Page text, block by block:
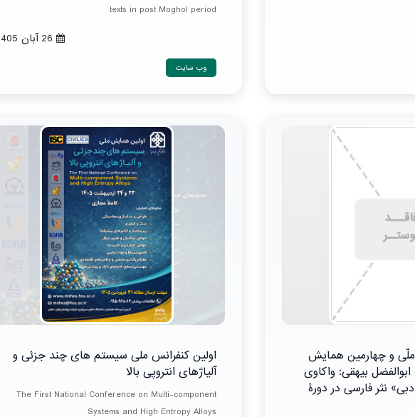
texts in post Moghol period
وب سایت
و چهارمین همایش
بیهقی: واکاوی
نثر فارسی در دورۀ
اولین کنفرانس ملی سیستم های چند جزئی و
آلیاژهای انتروپی بالا
The First National Conference on Multi-component
Systems and High Entropy Alloys